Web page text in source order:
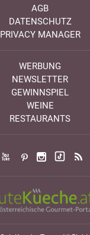
AGB
DATENSCHUTZ
PRIVACY MANAGER
WERBUNG
NEWSLETTER
GEWINNSPIEL
WEINE
RESTAURANTS